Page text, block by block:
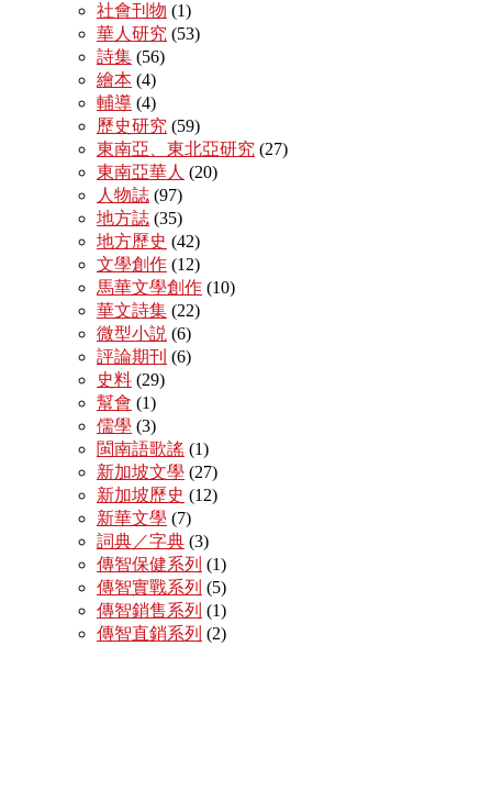
社會刊物 (1)
華人研究 (53)
詩集 (56)
繪本 (4)
輔導 (4)
歷史研究 (59)
東南亞、東北亞研究 (27)
東南亞華人 (20)
人物誌 (97)
地方誌 (35)
地方歷史 (42)
文學創作 (12)
馬華文學創作 (10)
華文詩集 (22)
微型小説 (6)
評論期刊 (6)
史料 (29)
幫會 (1)
儒學 (3)
閩南語歌謠 (1)
新加坡文學 (27)
新加坡歷史 (12)
新華文學 (7)
詞典／字典 (3)
傳智保健系列 (1)
傳智實戰系列 (5)
傳智銷售系列 (1)
傳智直銷系列 (2)